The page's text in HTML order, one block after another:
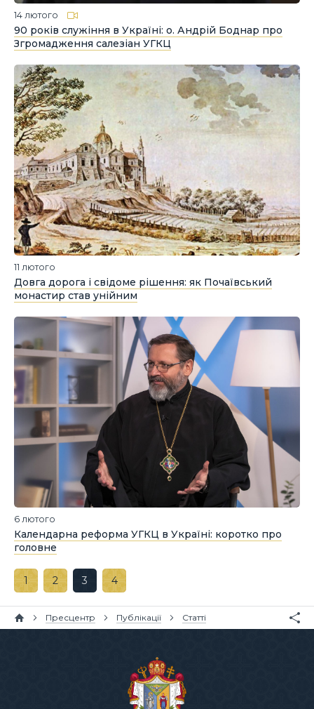
14 лютого
90 років служіння в Україні: о. Андрій Боднар про
Згромадження салезіан УГКЦ
11 лютого
Довга дорога і свідоме рішення: як Почаївський
монастир став унійним
6 лютого
Календарна реформа УГКЦ в Україні: коротко про
головне
1 2 3 4
Пресцентр Публікації Статті